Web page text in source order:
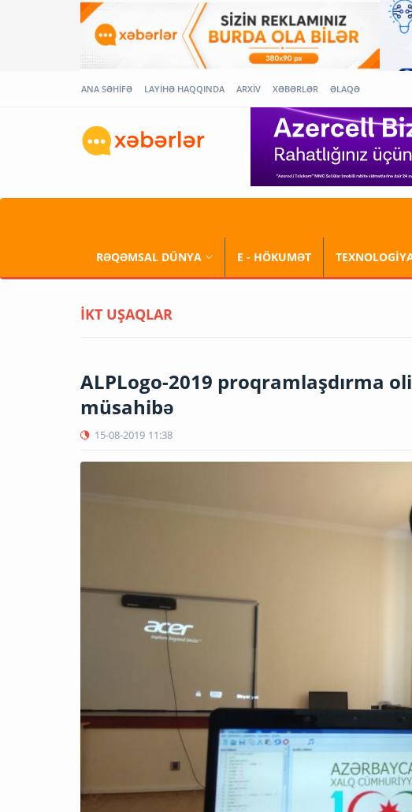
ANA SƏHİFƏ LAYİHƏ HAQQINDA ARXİV XƏBƏRLƏR ƏLAQƏ
RƏQƏMSAL DÜNYA E - HÖKUMƏT
İKT UŞAQLAR
ALPLogo-2019 proqramlaşdırma
müsahibə
15-08-2019 11:38